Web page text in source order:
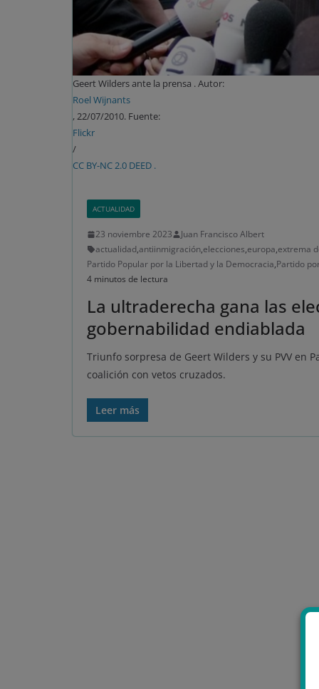
Geert Wilders ante la prensa . Autor:
Roel Wijnants
, 22/07/2010. Fuente:
Flickr
/
CC BY-NC 2.0 DEED .
ACTUALIDAD
23 noviembre 2023
Juan Francisco Albert
actualidad,antiinmigración,elecciones,europa,extrema
Partido Popular por la Libertad y la Democracia,Partido
4 minutos de lectura
La ultraderecha gana las
gobernabilidad endiablada
Triunfo sorpresa de Geert Wilders y su PVV en
coalición con vetos cruzados.
Leer más